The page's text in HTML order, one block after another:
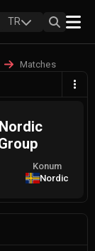
TR
Matches
Konum
Nordic